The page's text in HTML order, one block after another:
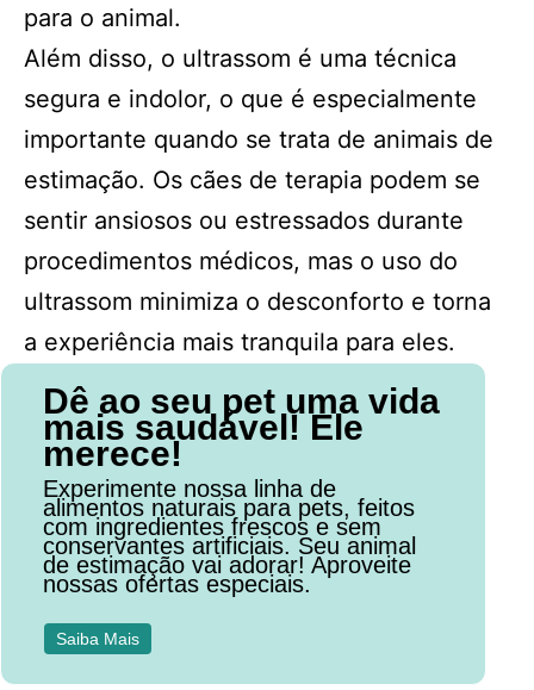
para o animal.
Além disso, o ultrassom é uma técnica
segura e indolor, o que é especialmente
importante quando se trata de animais de
estimação. Os cães de terapia podem se
sentir ansiosos ou estressados durante
procedimentos médicos, mas o uso do
ultrassom minimiza o desconforto e torna
a experiência mais tranquila para eles.
Dê ao seu pet uma vida
mais saudável! Ele
merece!
Experimente nossa linha de
alimentos naturais para pets, feitos
com ingredientes frescos e sem
conservantes artificiais. Seu animal
de estimação vai adorar! Aproveite
nossas ofertas especiais.
Saiba Mais